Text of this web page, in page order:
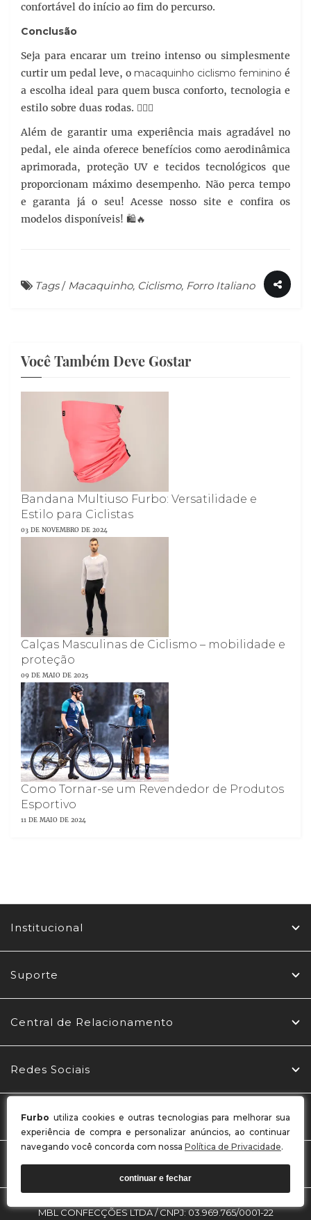
Furbo utiliza cookies e outras tecnologias para melhorar sua
experiência de compra e personalizar anúncios, ao continuar
navegando você concorda com nossa Política de Privacidade.
continuar e fechar
confortável do início ao fim do percurso.
Conclusão
Seja para encarar um treino intenso ou simplesmente
curtir um pedal leve, o macaquinho ciclismo feminino é
a escolha ideal para quem busca conforto, tecnologia e
estilo sobre duas rodas. 🚴‍♀️✨
Além de garantir uma experiência mais agradável no
pedal, ele ainda oferece benefícios como aerodinâmica
aprimorada, proteção UV e tecidos tecnológicos que
proporcionam máximo desempenho. Não perca tempo
e garanta já o seu! Acesse nosso site e confira os
modelos disponíveis! 🛍️🔥
Tags/ Macaquinho, Ciclismo, Forro Italiano
Você Também Deve Gostar
Bandana Multiuso Furbo: Versatilidade e
Estilo para Ciclistas
03 DE NOVEMBRO DE 2024
Calças Masculinas de Ciclismo – mobilidade e
proteção
09 DE MAIO DE 2025
Como Tornar-se um Revendedor de Produtos
Esportivo
11 DE MAIO DE 2024
Institucional
Suporte
Central de Relacionamento
Redes Sociais
Formas de Pagamento
Selos
MBL CONFECÇÕES LTDA / CNPJ: 03.969.765/0001-22